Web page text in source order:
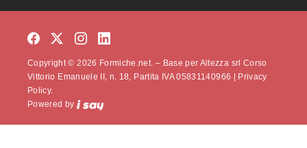
Copyright © 2026 Formiche.net. – Base per Altezza srl Corso
Vittorio Emanuele II, n. 18, Partita IVA 05831140966 |
Privacy
Policy.
Powered by